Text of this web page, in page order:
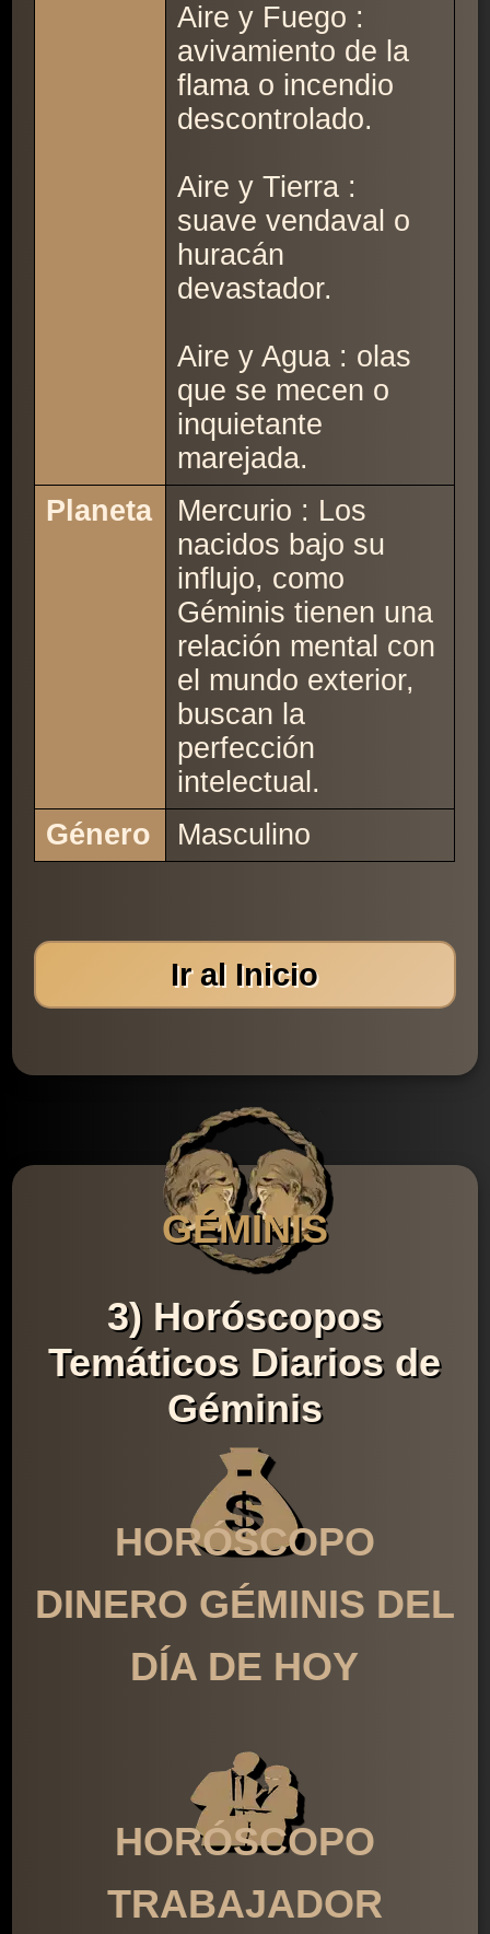
Aire y Fuego :
avivamiento de la
flama o incendio
descontrolado.
Aire y Tierra :
suave vendaval o
huracán
devastador.
Aire y Agua : olas
que se mecen o
inquietante
marejada.
Planeta
Mercurio : Los
nacidos bajo su
influjo, como
Géminis tienen una
relación mental con
el mundo exterior,
buscan la
perfección
intelectual.
Género
Masculino
Ir al Inicio
GÉMINIS
3) Horóscopos
Temáticos Diarios de
Géminis
HORÓSCOPO
DINERO GÉMINIS DEL
DÍA DE HOY
HORÓSCOPO
TRABAJADOR